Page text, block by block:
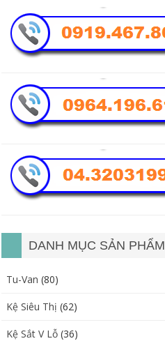
DANH MỤC SẢN PHẨM
Tu-Van (80)
Kệ Siêu Thị (62)
Kệ Sắt V Lỗ (36)